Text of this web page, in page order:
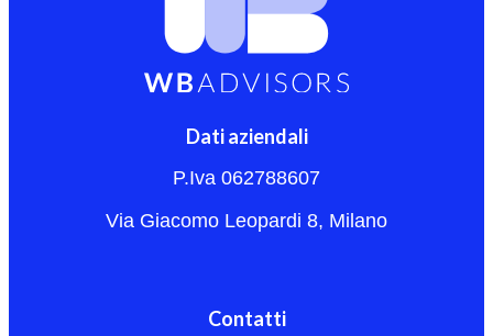
Dati aziendali
P.Iva 062788607
Via Giacomo Leopardi 8, Milano
Contatti